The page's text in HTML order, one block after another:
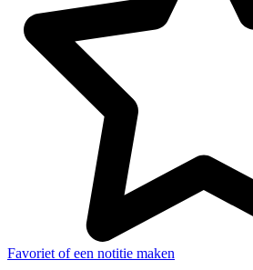
Favoriet of een notitie maken